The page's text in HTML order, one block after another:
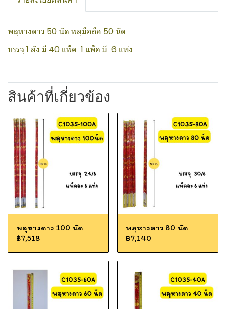
พลุหางดาว 50 นัด พลุมือถือ 50 นัด
บรรจุ 1 ลัง มี 40 แพ็ค 1 แพ็ค มี 6 แท่ง
สินค้าที่เกี่ยวข้อง
พลุหางดาว 100 นัด
฿7,518
พลุหางดาว 80 นัด
฿7,140